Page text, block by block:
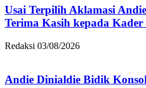
Usai Terpilih Aklamasi
Terima Kasih kepada
Redaksi 03/08/2026
Andie Dinialdie Bidik